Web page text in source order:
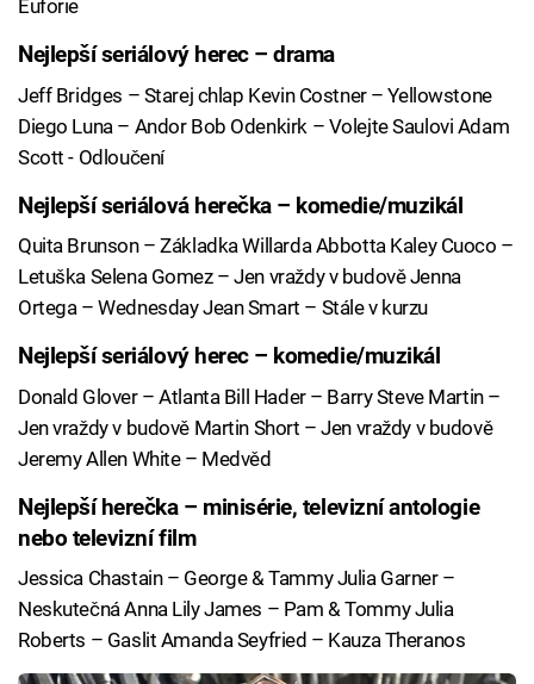
Euforie
Nejlepší seriálový herec – drama
Jeff Bridges – Starej chlap Kevin Costner – Yellowstone
Diego Luna – Andor Bob Odenkirk – Volejte Saulovi Adam
Scott - Odloučení
Nejlepší seriálová herečka – komedie/muzikál
Quita Brunson – Základka Willarda Abbotta Kaley Cuoco –
Letuška Selena Gomez – Jen vraždy v budově Jenna
Ortega – Wednesday Jean Smart – Stále v kurzu
Nejlepší seriálový herec – komedie/muzikál
Donald Glover – Atlanta Bill Hader – Barry Steve Martin –
Jen vraždy v budově Martin Short – Jen vraždy v budově
Jeremy Allen White – Medvěd
Nejlepší herečka – minisérie, televizní antologie
nebo televizní film
Jessica Chastain – George & Tammy Julia Garner –
Neskutečná Anna Lily James – Pam & Tommy Julia
Roberts – Gaslit Amanda Seyfried – Kauza Theranos